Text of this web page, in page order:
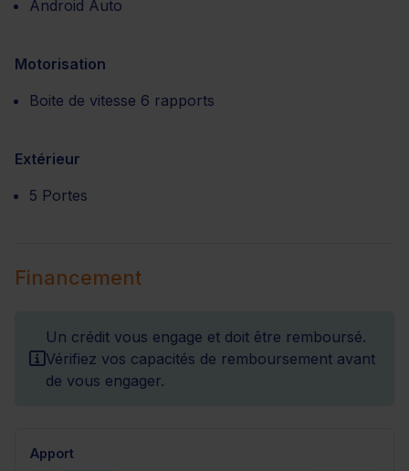
Android Auto
Motorisation
Boite de vitesse 6 rapports
Extérieur
5 Portes
Financement
Un crédit vous engage et doit être remboursé.
Vérifiez vos capacités de remboursement avant
de vous engager.
Apport